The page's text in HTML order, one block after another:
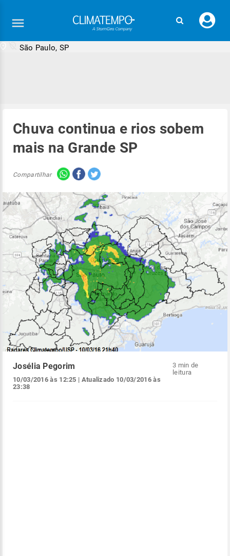
seu
São Paulo, SP
Chuva continua e rios sobem
mais na Grande SP
Compartilhar
Josélia Pegorim
10/03/2016 às 12:25 | Atualizado 10/03/2016 às
23:38
3 min de
leitura